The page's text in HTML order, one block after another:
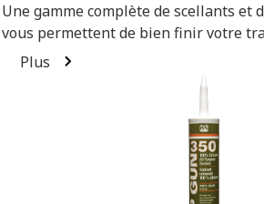
Une gamme complète de scellants et
vous permettent de bien finir votre
Plus